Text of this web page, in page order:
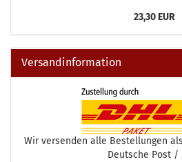
23,30 EUR
Versandinformation
Wir versenden alle Bestellungen
Deutsche Post /